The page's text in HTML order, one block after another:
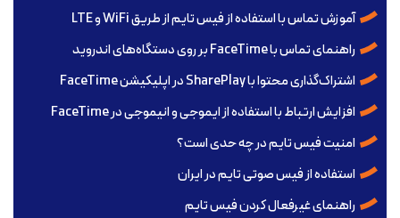
آموزش تماس با استفاده از فیس تایم از طریق WiFi و LTE
راهنمای تماس با FaceTime بر روی دستگاه‌های اندروید
اشتراک‌گذاری محتوا با SharePlay در اپلیکیشن FaceTime
افزایش ارتباط با استفاده از ایموجی و انیموجی در FaceTime
امنیت فیس تایم در چه حدی است؟
استفاده از فیس صوتی تایم در ایران
راهنمای غیرفعال کردن فیس تایم